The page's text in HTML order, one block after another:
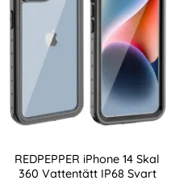
REDPEPPER iPhone 14 Skal
360 Vattentätt IP68 Svart